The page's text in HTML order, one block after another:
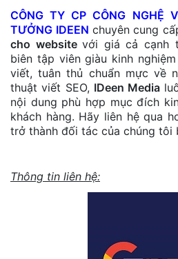
CÔNG TY CP CÔNG NGHỆ
TƯỞNG IDEEN chuyên cung
cho websitevới giá cả cạnh
biên tập viên giàu kinh
viết, tuân thủ chuẩn mực về
thuật viết SEO, IDeen Media
nội dung phù hợp mục đích
khách hàng. Hãy liên hệ qua
trở thành đối tác của chúng tôi
Thông tin liên hệ: